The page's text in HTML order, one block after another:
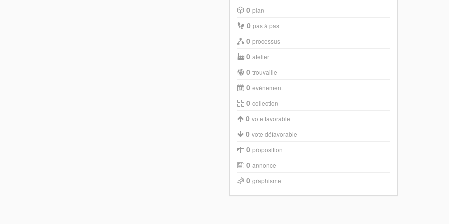
0 plan
0 pas à pas
0 processus
0 atelier
0 trouvaille
0 evènement
0 collection
0 vote favorable
0 vote défavorable
0 proposition
0 annonce
0 graphisme